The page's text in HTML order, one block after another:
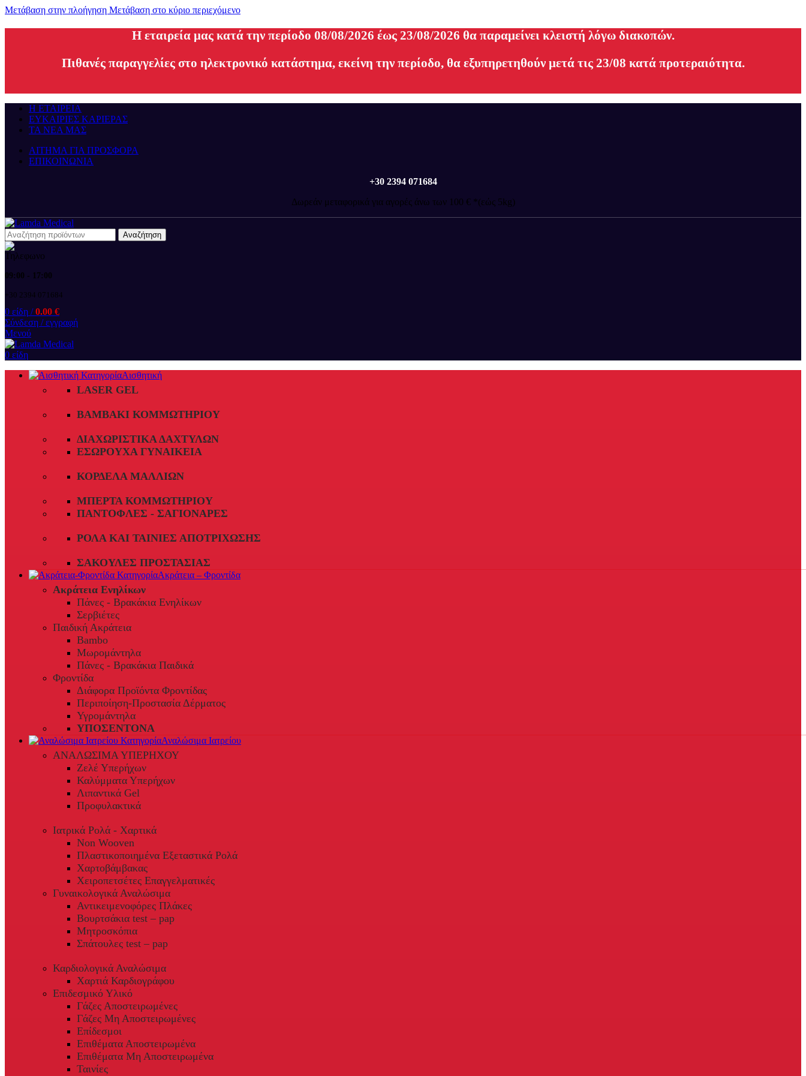
Μετάβαση στην πλοήγηση Μετάβαση στο κύριο περιεχόμενο
H εταιρεία μας κατά την περίοδο 08/08/2026 έως 23/08/2026 θα παραμείνει κλειστή λόγω διακοπών.
Πιθανές παραγγελίες στο ηλεκτρονικό κατάστημα, εκείνη την περίοδο, θα εξυπηρετηθούν μετά τις 23/08 κατά προτεραιότητα.
Η ΕΤΑΙΡΕΙΑ
ΕΥΚΑΙΡΙΕΣ ΚΑΡΙΕΡΑΣ
ΤΑ ΝΕΑ ΜΑΣ
ΑΙΤΗΜΑ ΓΙΑ ΠΡΟΣΦΟΡΑ
ΕΠΙΚΟΙΝΩΝΙΑ
+30 2394 071684
Δωρεάν μεταφορικά για αγορές άνω των 100 € *(εώς 5kg)
Αναζήτηση
09:00 - 17:00
+30 2394 071684
0 είδη / 0.00 €
Σύνδεση / εγγραφή
Μενού
0 είδη
Αισθητική
LASER GEL
ΒΑΜΒΆΚΙ ΚΟΜΜΩΤΗΡΊΟΥ
ΔΙΑΧΩΡΙΣΤΙΚΆ ΔΑΧΤΎΛΩΝ
ΕΣΏΡΟΥΧΑ ΓΥΝΑΙΚΕΊΑ
ΚΟΡΔΈΛΑ ΜΑΛΛΙΏΝ
ΜΠΈΡΤΑ ΚΟΜΜΩΤΗΡΊΟΥ
ΠΑΝΤΌΦΛΕΣ - ΣΑΓΙΟΝΆΡΕΣ
ΡΟΛΆ ΚΑΙ ΤΑΙΝΊΕΣ ΑΠΟΤΡΊΧΩΣΗΣ
ΣΑΚΟΎΛΕΣ ΠΡΟΣΤΑΣΊΑΣ
Ακράτεια – Φροντίδα
Ακράτεια Ενηλίκων
Πάνες - Βρακάκια Ενηλίκων
Σερβιέτες
Παιδική Ακράτεια
Bambo
Μωρομάντηλα
Πάνες - Βρακάκια Παιδικά
Φροντίδα
Διάφορα Προϊόντα Φροντίδας
Περιποίηση-Προστασία Δέρματος
Υγρομάντηλα
ΥΠΟΣΕΝΤΟΝΑ
Αναλώσιμα Ιατρείου
ΑΝΑΛΩΣΙΜΑ ΥΠΕΡΗΧΟΥ
Ζελέ Υπερήχων
Καλύμματα Υπερήχων
Λιπαντικά Gel
Προφυλακτικά
Ιατρικά Ρολά - Χαρτικά
Non Wooven
Πλαστικοποιημένα Εξεταστικά Ρολά
Χαρτοβάμβακας
Χειροπετσέτες Επαγγελματικές
Γυναικολογικά Αναλώσιμα
Αντικειμενοφόρες Πλάκες
Βουρτσάκια test – pap
Μητροσκόπια
Σπάτουλες test – pap
Καρδιολογικά Αναλώσιμα
Χαρτιά Καρδιογράφου
Επιδεσμικό Υλικό
Γάζες Αποστειρωμένες
Γάζες Μη Αποστειρωμένες
Επίδεσμοι
Επιθέματα Αποστειρωμένα
Επιθέματα Μη Αποστειρωμένα
Ταινίες